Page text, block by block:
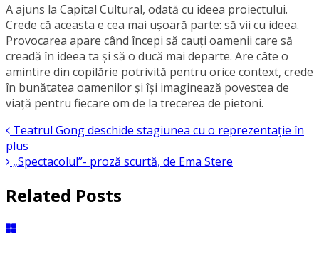
A ajuns la Capital Cultural, odată cu ideea proiectului.
Crede că aceasta e cea mai ușoară parte: să vii cu ideea.
Provocarea apare când începi să cauți oamenii care să
creadă în ideea ta și să o ducă mai departe. Are câte o
amintire din copilărie potrivită pentru orice context, crede
în bunătatea oamenilor și își imaginează povestea de
viață pentru fiecare om de la trecerea de pietoni.
Teatrul Gong deschide stagiunea cu o reprezentație în
plus
„Spectacolul”- proză scurtă, de Ema Stere
Related Posts